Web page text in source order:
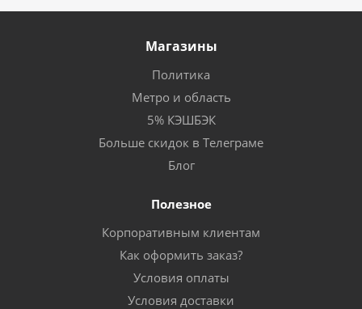
Магазины
Политика
Метро и область
5% КЭШБЭК
Больше скидок в Телеграме
Блог
Полезное
Корпоративным клиентам
Как оформить заказ?
Условия оплаты
Условия доставки